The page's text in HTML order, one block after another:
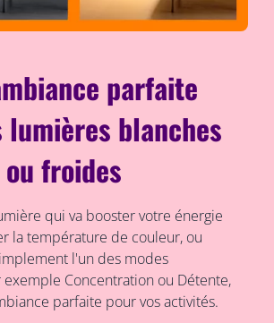
parfaite
lumières blanches
froides
qui va booster votre énergie
la température de couleur, ou
l'un des modes
Concentration ou Détente,
parfaite pour vos activités.